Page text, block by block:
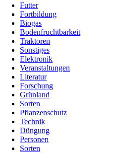
Futter
Fortbildung
Biogas
Bodenfruchtbarkeit
Traktoren
Sonstiges
Elektronik
Veranstaltungen
Literatur
Forschung
Grünland
Sorten
Pflanzenschutz
Technik
Düngung
Personen
Sorten